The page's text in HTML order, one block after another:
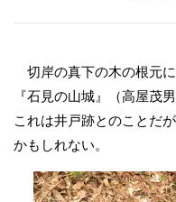
切岸の真下の木の根元に
『石見の山城』（高屋茂
これは井戸跡とのことだ
かもしれない。